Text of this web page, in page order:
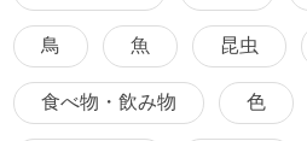
鳥 魚 昆虫
食べ物・飲み物 色